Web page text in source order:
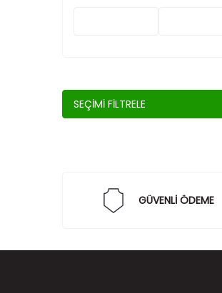
SEÇIMI FILTRELE
GÜVENLİ ÖDEME